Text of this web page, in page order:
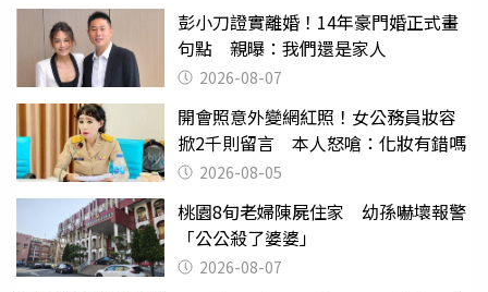
彭小刀證實離婚！14年豪門婚正式畫
句點 親曝：我們還是家人
2026-08-07
開會照意外變網紅照！女公務員妝容
掀2千則留言 本人怒嗆：化妝有錯嗎
2026-08-05
桃園8旬老婦陳屍住家 幼孫嚇壞報警
「公公殺了婆婆」
2026-08-07